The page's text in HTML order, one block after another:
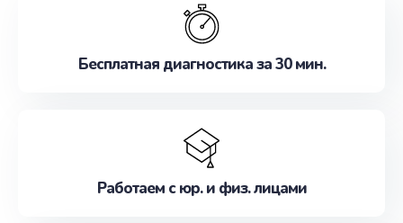
Бесплатная диагностика за 30 мин.
Работаем с юр. и физ. лицами